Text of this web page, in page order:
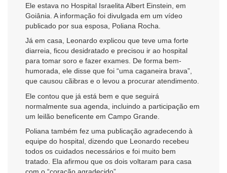
Ele estava no Hospital Israelita Albert Einstein, em
Goiânia. A informação foi divulgada em um vídeo
publicado por sua esposa, Poliana Rocha.
Já em casa, Leonardo explicou que teve uma forte
diarreia, ficou desidratado e precisou ir ao hospital
para tomar soro e fazer exames. De forma bem-
humorada, ele disse que foi “uma caganeira brava”,
que causou cãibras e o levou a procurar atendimento.
Ele contou que já está bem e que seguirá
normalmente sua agenda, incluindo a participação em
um leilão beneficente em Campo Grande.
Poliana também fez uma publicação agradecendo à
equipe do hospital, dizendo que Leonardo recebeu
todos os cuidados necessários e foi muito bem
tratado. Ela afirmou que os dois voltaram para casa